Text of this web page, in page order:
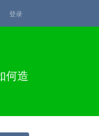
登录
何造